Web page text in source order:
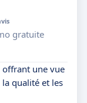
gratuite
offrant une vue
qualité et les